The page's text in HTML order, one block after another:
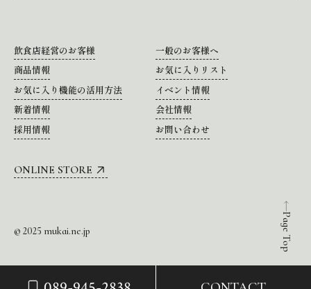
Page Top
飲食店経営のお客様
一般のお客様へ
商品情報
お気に入りリスト
お気に入り機能の活用方法
イベント情報
新着情報
会社情報
採用情報
お問い合わせ
ONLINE STORE
© 2025 mukai.ne.jp